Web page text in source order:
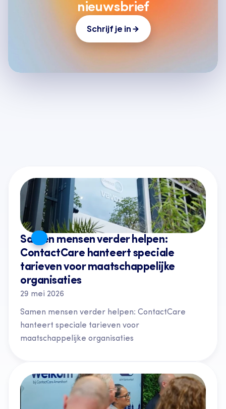
nieuwsbrief
Schrijf je in
Samen mensen verder helpen:
ContactCare hanteert speciale
tarieven voor maatschappelijke
organisaties
29 mei 2026
Samen mensen verder helpen: ContactCare
hanteert speciale tarieven voor
maatschappelijke organisaties